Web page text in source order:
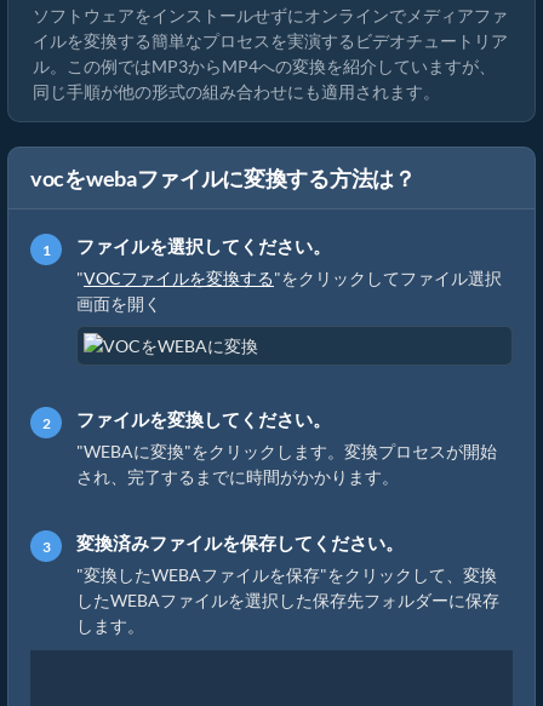
ソフトウェアをインストールせずにオンラインでメディアファ
イルを変換する簡単なプロセスを実演するビデオチュートリア
ル。この例ではMP3からMP4への変換を紹介していますが、
同じ手順が他の形式の組み合わせにも適用されます。
vocをwebaファイルに変換する方法は？
ファイルを選択してください。
"VOCファイルを変換する"をクリックしてファイル選択
画面を開く
ファイルを変換してください。
"WEBAに変換"をクリックします。変換プロセスが開始
され、完了するまでに時間がかかります。
変換済みファイルを保存してください。
"変換したWEBAファイルを保存"をクリックして、変換
したWEBAファイルを選択した保存先フォルダーに保存
します。